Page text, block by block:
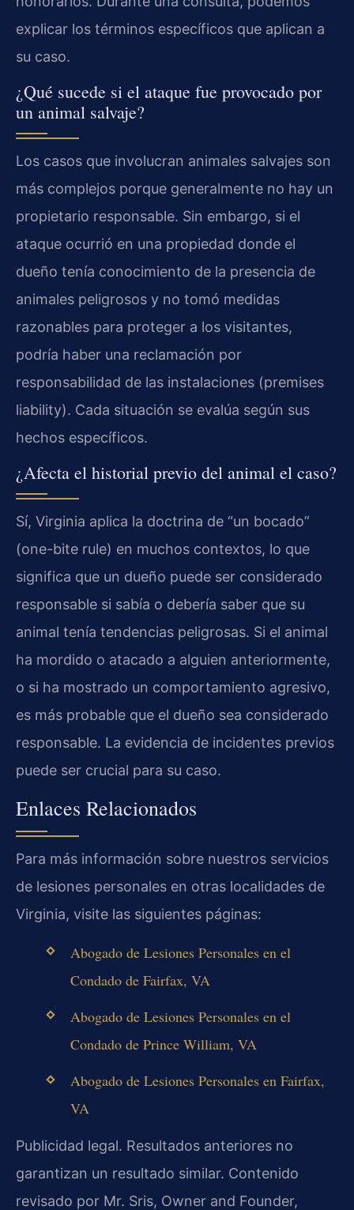
explicar los términos específicos que aplican a
su caso.
¿Qué sucede si el ataque fue provocado por
un animal salvaje?
Los casos que involucran animales salvajes son
más complejos porque generalmente no hay un
propietario responsable. Sin embargo, si el
ataque ocurrió en una propiedad donde el
dueño tenía conocimiento de la presencia de
animales peligrosos y no tomó medidas
razonables para proteger a los visitantes,
podría haber una reclamación por
responsabilidad de las instalaciones (premises
liability). Cada situación se evalúa según sus
hechos específicos.
¿Afecta el historial previo del animal el caso?
Sí, Virginia aplica la doctrina de “un bocado”
(one-bite rule) en muchos contextos, lo que
significa que un dueño puede ser considerado
responsable si sabía o debería saber que su
animal tenía tendencias peligrosas. Si el animal
ha mordido o atacado a alguien anteriormente,
o si ha mostrado un comportamiento agresivo,
es más probable que el dueño sea considerado
responsable. La evidencia de incidentes previos
puede ser crucial para su caso.
Enlaces Relacionados
Para más información sobre nuestros servicios
de lesiones personales en otras localidades de
Virginia, visite las siguientes páginas:
Abogado de Lesiones Personales en el
Condado de Fairfax, VA
Abogado de Lesiones Personales en el
Condado de Prince William, VA
Abogado de Lesiones Personales en Fairfax,
VA
Publicidad legal. Resultados anteriores no
garantizan un resultado similar. Contenido
revisado por Mr. Sris, Owner and Founder,